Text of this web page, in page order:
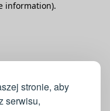
stronie, aby
serwisu,
information).